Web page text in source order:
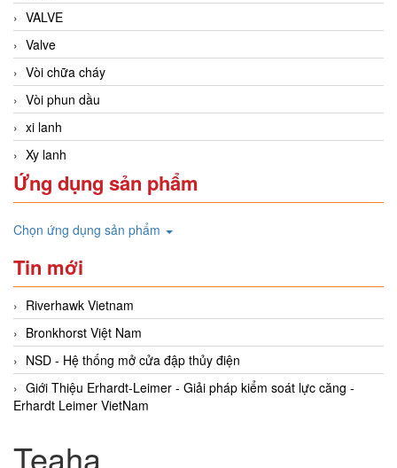
VALVE
Valve
Vòi chữa cháy
Vòi phun dầu
xi lanh
Xy lanh
Ứng dụng sản phẩm
Chọn ứng dụng sản phẩm
Tin mới
Riverhawk Vietnam
Bronkhorst Việt Nam
NSD - Hệ thống mở cửa đập thủy điện
Giới Thiệu Erhardt-Leimer - Giải pháp kiểm soát lực căng -
Erhardt Leimer VietNam
Teaha